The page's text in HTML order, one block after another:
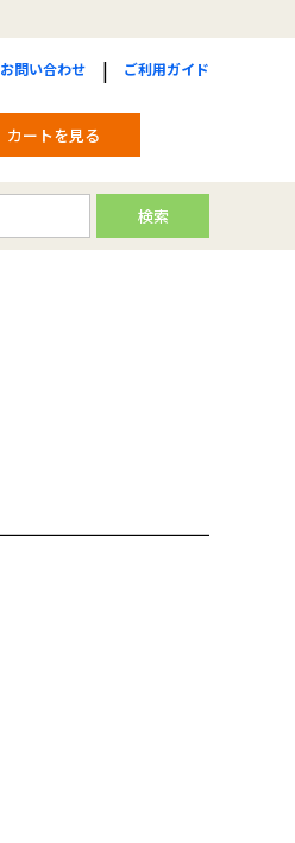
お問い合わせ ご利用ガイド
カートを見る
検索